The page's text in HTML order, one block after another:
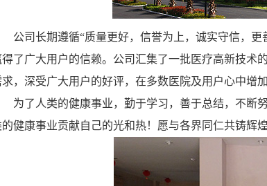
司长期遵循“质量更好，信誉为上，诚实守信，更
得了广大用户的信赖。公司汇集了一批医疗高新技术
求，深受广大用户的好评，在多数医院及用户心中增
了人类的健康事业，勤于学习，善于总结，不断
的健康事业贡献自己的光和热！愿与各界同仁共铸辉煌